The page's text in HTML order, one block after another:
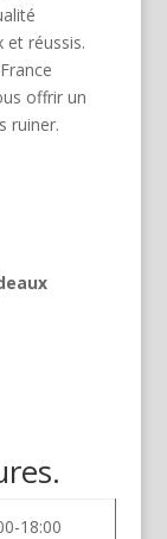
et réussis.
offrir un
ruiner.
18:00